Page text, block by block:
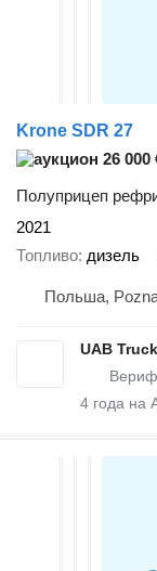
Krone SDR 27
26 000
Полуприцеп
2021
Топливо дизель
Польша,
UAB
4 года на